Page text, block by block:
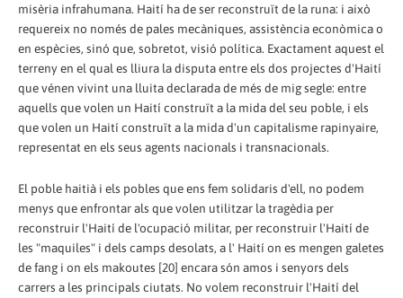
misèria infrahumana. Haití ha de ser reconstruït de la runa: i això
requereix no només de pales mecàniques, assistència econòmica o
en espècies, sinó que, sobretot, visió política. Exactament aquest el
terreny en el qual es lliura la disputa entre els dos projectes d'Haití
que vénen vivint una lluita declarada de més de mig segle: entre
aquells que volen un Haití construït a la mida del seu poble, i els
que volen un Haití construït a la mida d'un capitalisme rapinyaire,
representat en els seus agents nacionals i transnacionals.
El poble haitià i els pobles que ens fem solidaris d'ell, no podem
menys que enfrontar als que volen utilitzar la tragèdia per
reconstruir l'Haití de l'ocupació militar, per reconstruir l'Haití de
les "maquiles" i dels camps desolats, a l' Haití on es mengen galetes
de fang i on els makoutes [20] encara són amos i senyors dels
carrers a les principals ciutats. No volem reconstruir l'Haití del